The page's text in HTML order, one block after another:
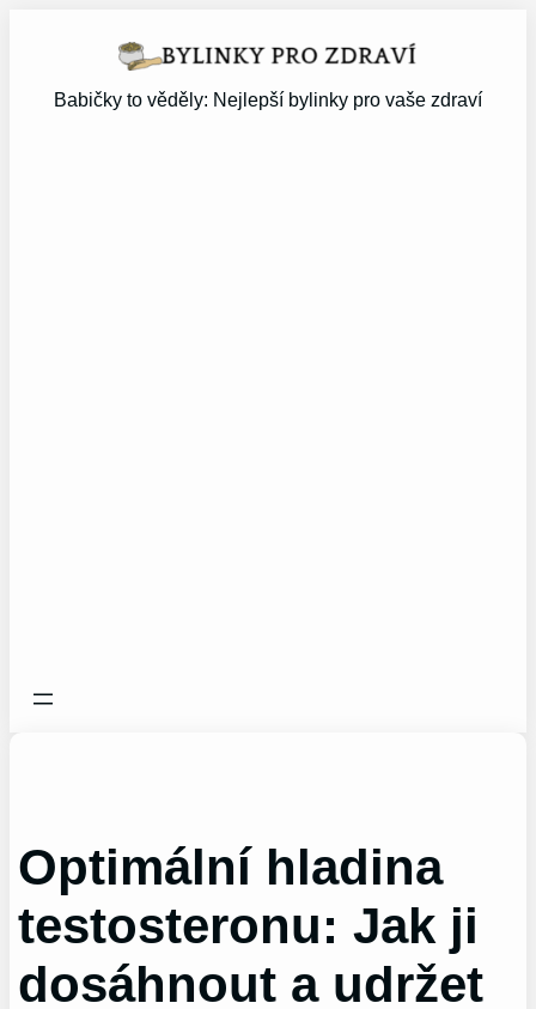
Babičky to věděly: Nejlepší bylinky pro vaše zdraví
Optimální hladina
testosteronu: Jak ji
dosáhnout a udržet